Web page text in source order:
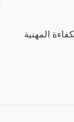
المهنية